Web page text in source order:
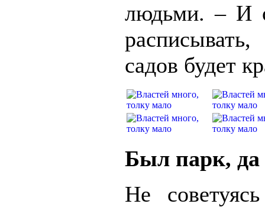
людьми. – И
садов будет
Был парк,
Не